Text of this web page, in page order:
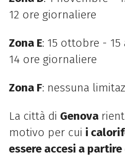
12 ore giornaliere
Zona E: 15 ottobre -
14 ore giornaliere
Zona F: nessuna
La città di Genova
motivo per cui i
essere accesi a